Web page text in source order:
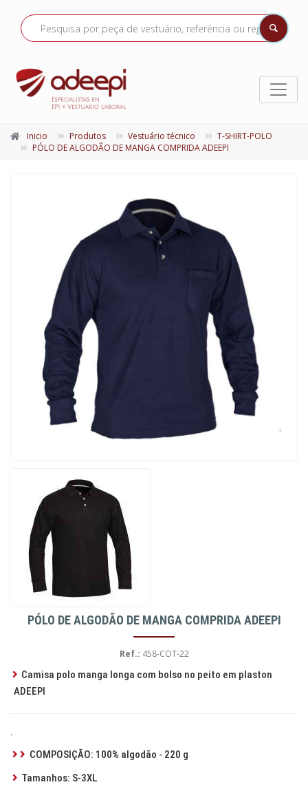
Inicio Produtos Vestuário técnico
T-SHIRT-POLO
PÓLO DE ALGODÃO DE MANGA COMPRIDA ADEEPI
PÓLO DE ALGODÃO DE MANGA COMPRIDA ADEEPI
Ref.: 458-COT-22
Camisa polo manga longa com bolso no peito em plaston
ADEEPI
.
COMPOSIÇÃO: 100% algodão - 220 g
Tamanhos: S-3XL